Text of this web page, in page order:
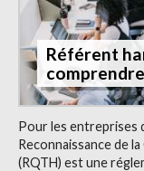
Référent
Pour les entreprises
Reconnaissance de
(RQTH) est une